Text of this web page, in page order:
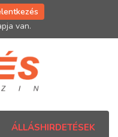
van.
ÁLLÁSHIRDETÉSEK